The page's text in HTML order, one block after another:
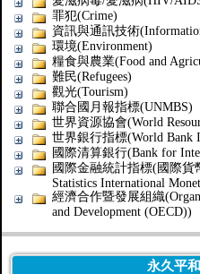
罪犯(Crime)
資訊與通訊技術
環境(Environment)
糧食與農業(Food and
難民(Refugees)
觀光(Tourism)
聯合國月報指標(UNMBS)
世界資源協會(World
世界銀行指標(World Bank
國際清算銀行(Bank for
國際金融統計指標(國際貨
Statistics International
經濟合作暨發展組織
and Development (OECD))
永久平